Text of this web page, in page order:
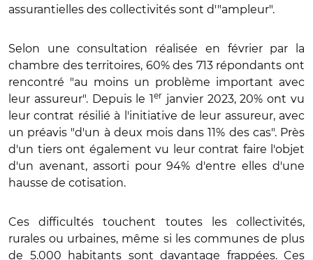
assurantielles des collectivités sont d'"ampleur".
Selon une consultation réalisée en février par la
chambre des territoires, 60% des 713 répondants ont
rencontré "au moins un problème important avec
leur assureur". Depuis le 1er janvier 2023, 20% ont vu
leur contrat résilié à l'initiative de leur assureur, avec
un préavis "d'un à deux mois dans 11% des cas". Près
d'un tiers ont également vu leur contrat faire l'objet
d'un avenant, assorti pour 94% d'entre elles d'une
hausse de cotisation.
Ces difficultés touchent toutes les collectivités,
rurales ou urbaines, même si les communes de plus
de 5.000 habitants sont davantage frappées. Ces